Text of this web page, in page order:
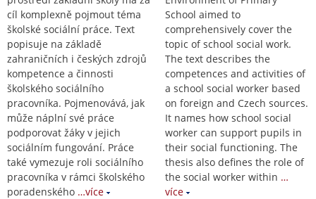
cíl komplexně pojmout téma
školské sociální práce. Text
popisuje na základě
zahraničních i českých zdrojů
kompetence a činnosti
školského sociálního
pracovníka. Pojmenovává, jak
může náplní své práce
podporovat žáky v jejich
sociálním fungování. Práce
také vymezuje roli sociálního
pracovníka v rámci školského
poradenského …více
School aimed to
comprehensively cover the
topic of school social work.
The text describes the
competences and activities of
a school social worker based
on foreign and Czech sources.
It names how school social
worker can support pupils in
their social functioning. The
thesis also defines the role of
the social worker within …
více